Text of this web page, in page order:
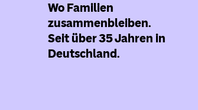
Wo Familien
zusammenbleiben.
Seit über 35 Jahren in
Deutschland.